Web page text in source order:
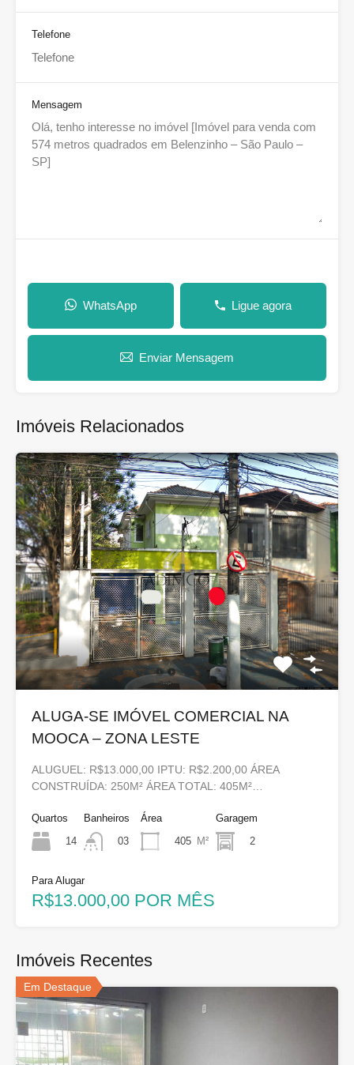
Telefone
Mensagem
WhatsApp Ligue agora
Enviar Mensagem
Imóveis Relacionados
ALUGA-SE IMÓVEL COMERCIAL NA
MOOCA – ZONA LESTE
ALUGUEL: R$13.000,00 IPTU: R$2.200,00 ÁREA
CONSTRUÍDA: 250M² ÁREA TOTAL: 405M²…
Quartos
14
Banheiros
03
Área
405 M²
Garagem
2
Para Alugar
R$13.000,00 POR MÊS
Imóveis Recentes
Em Destaque